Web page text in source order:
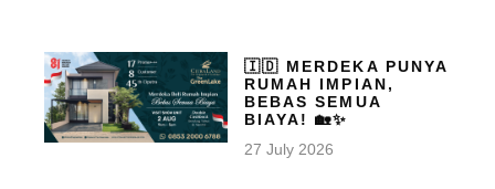
🇮🇩 MERDEKA PUNYA
RUMAH IMPIAN,
BEBAS SEMUA
BIAYA! 🏡✨
27 July 2026